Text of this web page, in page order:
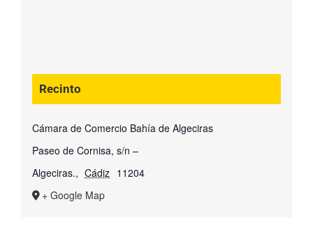
Recinto
Cámara de Comercio Bahía de Algeciras
Paseo de Cornisa, s/n –
Algeciras., Cádiz 11204
+ Google Map